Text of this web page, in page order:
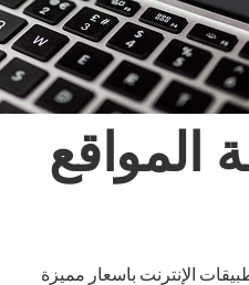
المواقع
الإنترنت باسعار مميزة